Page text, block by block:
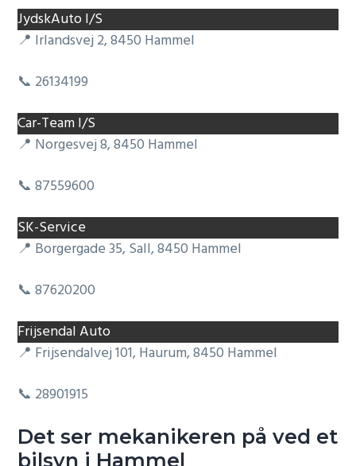
JydskAuto I/S
📍 Irlandsvej 2, 8450 Hammel
📞 26134199
Car-Team I/S
📍 Norgesvej 8, 8450 Hammel
📞 87559600
SK-Service
📍 Borgergade 35, Sall, 8450 Hammel
📞 87620200
Frijsendal Auto
📍 Frijsendalvej 101, Haurum, 8450 Hammel
📞 28901915
Det ser mekanikeren på ved et
bilsyn i Hammel